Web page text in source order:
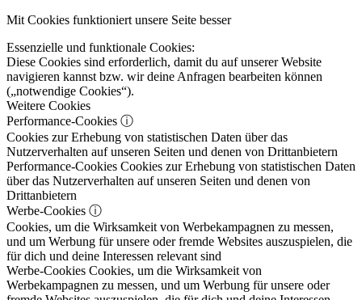
Mit Cookies funktioniert unsere Seite besser
Essenzielle und funktionale Cookies:
Diese Cookies sind erforderlich, damit du auf unserer Website
navigieren kannst bzw. wir deine Anfragen bearbeiten können
(„notwendige Cookies“).
Weitere Cookies
Performance-Cookies ⓘ
Cookies zur Erhebung von statistischen Daten über das
Nutzerverhalten auf unseren Seiten und denen von Drittanbietern
Performance-Cookies Cookies zur Erhebung von statistischen Daten
über das Nutzerverhalten auf unseren Seiten und denen von
Drittanbietern
Werbe-Cookies ⓘ
Cookies, um die Wirksamkeit von Werbekampagnen zu messen,
und um Werbung für unsere oder fremde Websites auszuspielen, die
für dich und deine Interessen relevant sind
Werbe-Cookies Cookies, um die Wirksamkeit von
Werbekampagnen zu messen, und um Werbung für unsere oder